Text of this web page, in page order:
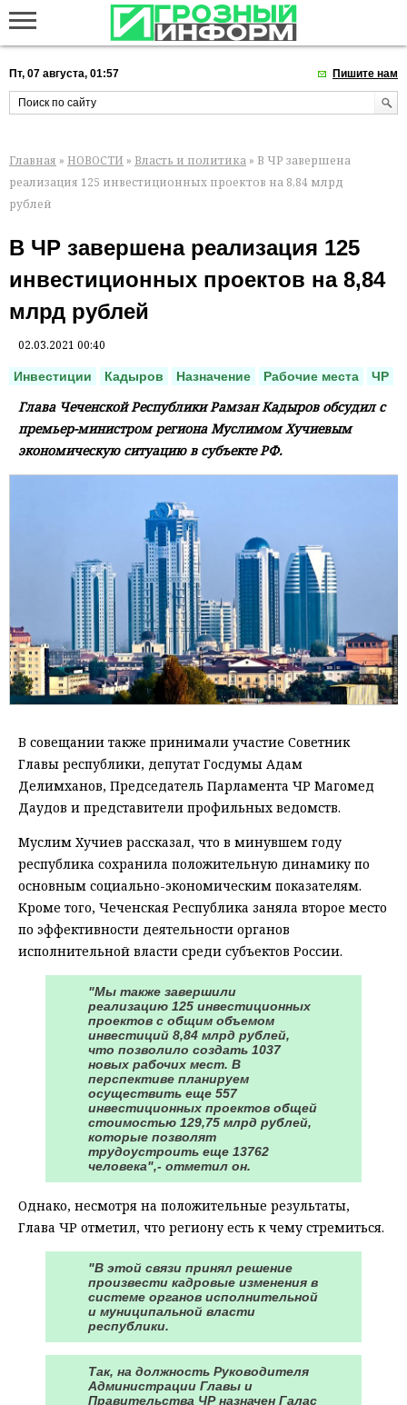
Пт, 07 августа, 01:57 Пишите нам
Главная » НОВОСТИ » Власть и политика » В ЧР завершена
реализация 125 инвестиционных проектов на 8,84 млрд
рублей
В ЧР завершена реализация 125
инвестиционных проектов на 8,84
млрд рублей
02.03.2021 00:40
Инвестиции Кадыров Назначение Рабочие места ЧР
Глава Чеченской Республики Рамзан Кадыров обсудил с
премьер-министром региона Муслимом Хучиевым
экономическую ситуацию в субъекте РФ.
В совещании также принимали участие Советник
Главы республики, депутат Госдумы Адам
Делимханов, Председатель Парламента ЧР Магомед
Даудов и представители профильных ведомств.
Муслим Хучиев рассказал, что в минувшем году
республика сохранила положительную динамику по
основным социально-экономическим показателям.
Кроме того, Чеченская Республика заняла второе место
по эффективности деятельности органов
исполнительной власти среди субъектов России.
"Мы также завершили
реализацию 125 инвестиционных
проектов с общим объемом
инвестиций 8,84 млрд рублей,
что позволило создать 1037
новых рабочих мест. В
перспективе планируем
осуществить еще 557
инвестиционных проектов общей
стоимостью 129,75 млрд рублей,
которые позволят
трудоустроить еще 13762
человека",- отметил он.
Однако, несмотря на положительные результаты,
Глава ЧР отметил, что региону есть к чему стремиться.
"В этой связи принял решение
произвести кадровые изменения в
системе органов исполнительной
и муниципальной власти
республики.
Так, на должность Руководителя
Администрации Главы и
Правительства ЧР назначен Галас